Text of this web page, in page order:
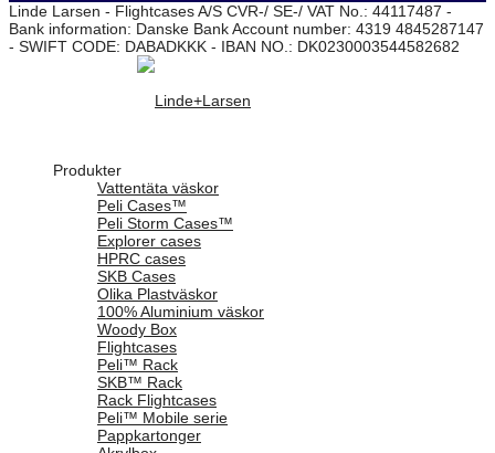
Linde Larsen - Flightcases A/S CVR-/ SE-/ VAT No.: 44117487 -
Bank information: Danske Bank Account number: 4319 4845287147
- SWIFT CODE: DABADKKK - IBAN NO.: DK0230003544582682
Produkter
Vattentäta väskor
Peli Cases™
Peli Storm Cases™
Explorer cases
HPRC cases
SKB Cases
Olika Plastväskor
100% Aluminium väskor
Woody Box
Flightcases
Peli™ Rack
SKB™ Rack
Rack Flightcases
Peli™ Mobile serie
Pappkartonger